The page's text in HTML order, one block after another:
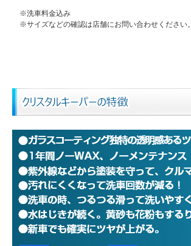
※洗車料金込み
※サイズなどの確認は店舗にお問い合わせください。